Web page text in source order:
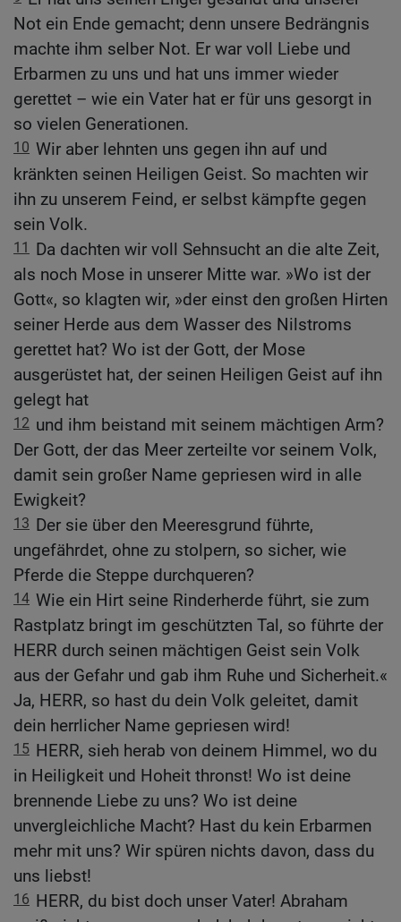
Not ein Ende gemacht; denn unsere Bedrängnis
machte ihm selber Not. Er war voll Liebe und
Erbarmen zu uns und hat uns immer wieder
gerettet – wie ein Vater hat er für uns gesorgt in
so vielen Generationen.
10 Wir aber lehnten uns gegen ihn auf und
kränkten seinen Heiligen Geist. So machten wir
ihn zu unserem Feind, er selbst kämpfte gegen
sein Volk.
11
Da dachten wir voll Sehnsucht an die alte Zeit,
als noch Mose in unserer Mitte war. »Wo ist der
Gott«, so klagten wir, »der einst den großen Hirten
seiner Herde aus dem Wasser des Nilstroms
gerettet hat? Wo ist der Gott, der Mose
ausgerüstet hat, der seinen Heiligen Geist auf ihn
gelegt hat
12 und ihm beistand mit seinem mächtigen Arm?
Der Gott, der das Meer zerteilte vor seinem Volk,
damit sein großer Name gepriesen wird in alle
Ewigkeit?
13 Der sie über den Meeresgrund führte,
ungefährdet, ohne zu stolpern, so sicher, wie
Pferde die Steppe durchqueren?
14 Wie ein Hirt seine Rinderherde führt, sie zum
Rastplatz bringt im geschützten Tal, so führte der
HERR durch seinen mächtigen Geist sein Volk
aus der Gefahr und gab ihm Ruhe und Sicherheit.«
Ja, HERR, so hast du dein Volk geleitet, damit
dein herrlicher Name gepriesen wird!
15 HERR, sieh herab von deinem Himmel, wo du
in Heiligkeit und Hoheit thronst! Wo ist deine
brennende Liebe zu uns? Wo ist deine
unvergleichliche Macht? Hast du kein Erbarmen
mehr mit uns? Wir spüren nichts davon, dass du
uns liebst!
16 HERR, du bist doch unser Vater! Abraham